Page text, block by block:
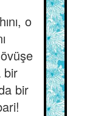
o
bir
bir